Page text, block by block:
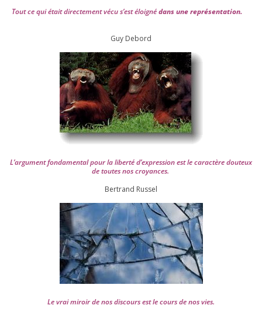
Tout ce qui était direc­te­ment vécu s’est éloi­gnédans une repré­sen­ta­tion.
Guy Debord
L’argument fon­da­men­tal pour la liber­té d’expression est le carac­tère dou­teux
de toutes nos croyances.
Ber­trand Russel
Le vrai miroir de nos dis­cours est le cours de nos vies.